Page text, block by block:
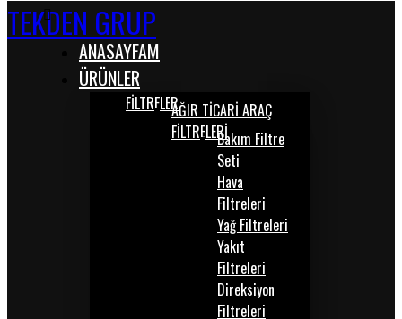
TEKDEN GRUP
ANASAYFAM
ÜRÜNLER
FİLTRELERAĞIR TİCARİ ARAÇ
FİLTRELERİBakım Filtre
Seti
Hava
Filtreleri
Yağ Filtreleri
Yakıt
Filtreleri
Direksiyon
Filtreleri